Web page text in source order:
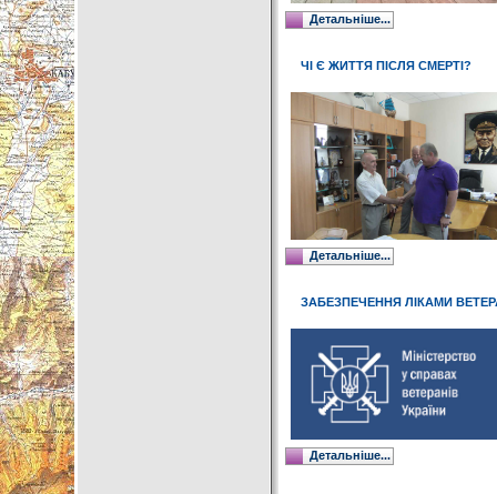
Детальніше...
ЧІ Є ЖИТТЯ ПІСЛЯ СМЕРТІ?
Детальніше...
ЗАБЕЗПЕЧЕННЯ ЛІКАМИ
Детальніше...